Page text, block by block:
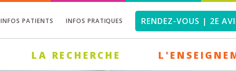
INFOS PATIENTS INFOS PRATIQUES RENDEZ-VOUS | 2E
LA RECHERCHE